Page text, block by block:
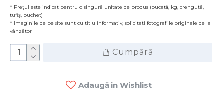
* Prețul este indicat pentru o singură unitate de produs (bucată, kg, crenguță,
tufiș, buchet)
* Imaginile de pe site sunt cu titlu informativ, solicitați fotografiile originale de la
vânzător
Cumpără
Adaugă in Wishlist